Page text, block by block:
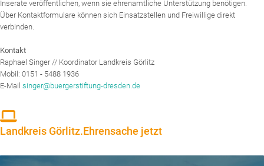
Inserate veröffentlichen, wenn sie ehrenamtliche Unterstützung benötigen.
Über Kontaktformulare können sich Einsatzstellen und Freiwillige direkt
verbinden.
Kontakt
Raphael Singer // Koordinator Landkreis Görlitz
Mobil: 0151 - 5488 1936
E-Mail singer@buergerstiftung-dresden.de
Landkreis Görlitz.Ehrensache jetzt